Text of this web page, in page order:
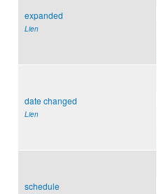
expanded
Lien
date changed
Lien
schedule